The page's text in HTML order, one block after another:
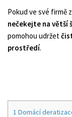
Pokud ve své firmě
nečekejte na větší
pomohou udržet
prostředí.
1 Domácí